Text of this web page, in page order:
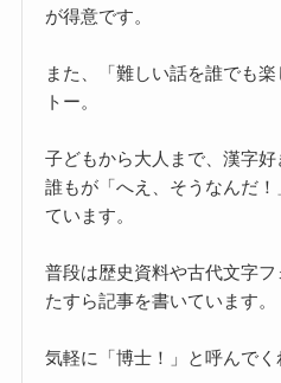
が得意です。
また、「難しい話を誰でも
トー。
子どもから大人まで、漢字好
誰もが「へえ、そうなんだ
ています。
普段は歴史資料や古代文字
たすら記事を書いています。
気軽に「博士！」と呼んでく